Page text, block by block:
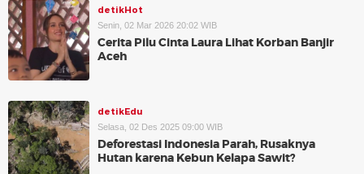
detikHot
Senin, 02 Mar 2026 20:02 WIB
Cerita Pilu Cinta Laura Lihat Korban Banjir
Aceh
detikEdu
Selasa, 02 Des 2025 09:00 WIB
Deforestasi Indonesia Parah, Rusaknya
Hutan karena Kebun Kelapa Sawit?